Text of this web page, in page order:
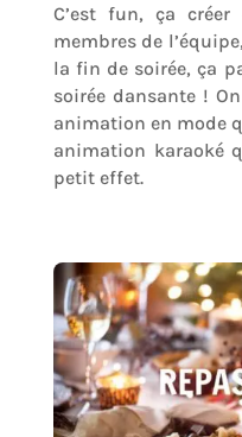
C’est fun, ça
membres de
la fin de soirée, ça
soirée dansante !
animation en mode
animation karaoké
petit effet.